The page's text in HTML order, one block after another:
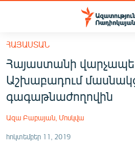
Մատչելիության
հիմնական
բովանդակությանը
Անցնել
հիմնական
մենյուին
ՀԱՅԱՍՏԱՆ
ՔԱՂԱՔԱԿԱՆ
ՀԱՅԱՍՏԱՆ
Հայաստանի
Աշխաբադում
գագաթնաժողովին
Ազա Բաբայան, Մոսկվա
հոկտեմբեր 11, 2019